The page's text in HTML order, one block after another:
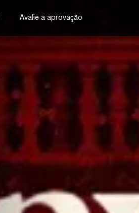
Avalie a aprovação